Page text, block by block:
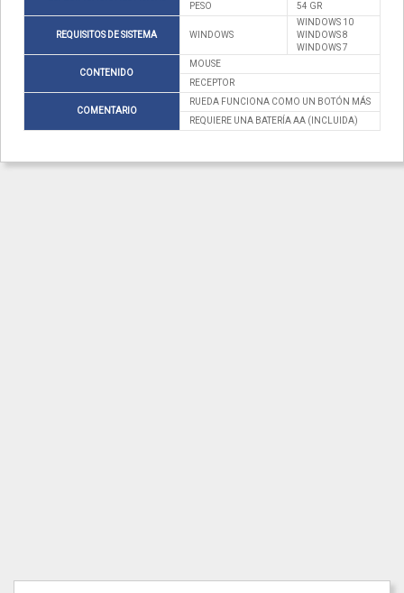
PESO
54 GR
REQUISITOS DE SISTEMA WINDOWS
WINDOWS 10
WINDOWS 8
WINDOWS 7
CONTENIDO
MOUSE
RECEPTOR
COMENTARIO
RUEDA FUNCIONA COMO UN BOTÓN MÁS
REQUIERE UNA BATERÍA AA (INCLUIDA)